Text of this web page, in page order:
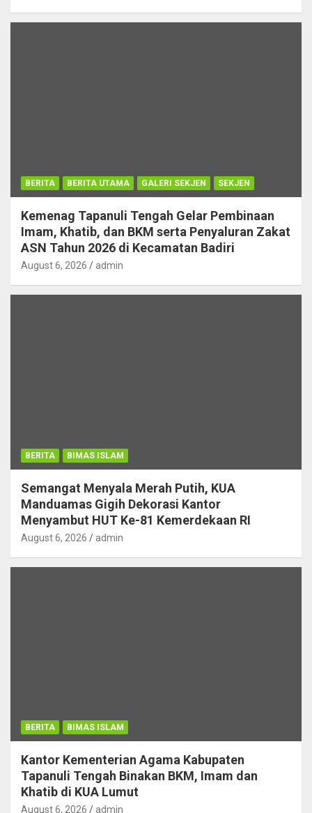
BERITA BERITA UTAMA GALERI SEKJEN SEKJEN
Kemenag Tapanuli Tengah Gelar Pembinaan
Imam, Khatib, dan BKM serta Penyaluran Zakat
ASN Tahun 2026 di Kecamatan Badiri
August 6, 2026 admin
BERITA BIMAS ISLAM
Semangat Menyala Merah Putih, KUA
Manduamas Gigih Dekorasi Kantor
Menyambut HUT Ke-81 Kemerdekaan RI
August 6, 2026 admin
BERITA BIMAS ISLAM
Kantor Kementerian Agama Kabupaten
Tapanuli Tengah Binakan BKM, Imam dan
Khatib di KUA Lumut
August 6, 2026 admin